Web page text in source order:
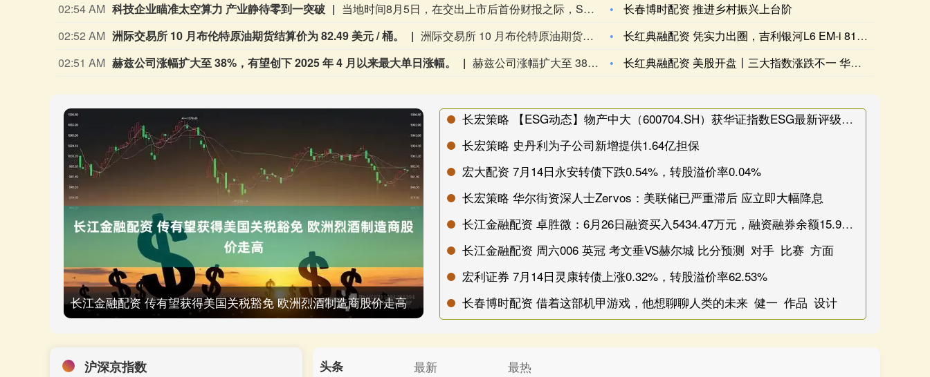
02:31 AM 纽约商业交易所 9 月天然气期货结算价为 2.6400 美元 / 百万英热单位。
纽约商业交易所 9 月天然气期货结算价为 2.6400 美元 / 百万英热单位。
02:30 AM 纽约商业交易所 9 月天然气期货结算价为每百万英热单位 2.6400 美元。
纽约商业交易所 9 月天然气期货结算价为每百万英热单位 2.6400 美元。
02:30 AM 纽约商业交易所 9 月汽油期货结算价为每加仑 2.9385 美元。 纽约商业交易所 9 月汽油期货结算价为每加仑 2.9385 美元。
长春博时配资 推进乡村振兴上台阶
长红典融配资 凭实力出圈，吉利银河L6 EM-i 818购车
长红典融配资 美股开盘丨三大指数涨跌不一 华纳兄弟探索涨逾8
长江金融配资 传有望获得美国关税豁免 欧洲烈酒制造商股价走高
长宏策略 【ESG动态】物产中大（600704.SH）获华证指数ESG最新评级BBB，行业排名第12
长宏策略 史丹利为子公司新增提供1.64亿担保
宏大配资 7月14日永安转债下跌0.54%，转股溢价率0.04%
长宏策略 华尔街资深人士Zervos：美联储已严重滞后 应立即大幅降息
长江金融配资 卓胜微：6月26日融资买入5434.47万元，融资融券余额15.99亿元
长江金融配资 周六006 英冠 考文垂VS赫尔城 比分预测_对手_比赛_方面
宏利证券 7月14日灵康转债上涨0.32%，转股溢价率62.53%
长春博时配资 借着这部机甲游戏，他想聊聊人类的未来_健一_作品_设计
头条 最新 最热
沪深京指数